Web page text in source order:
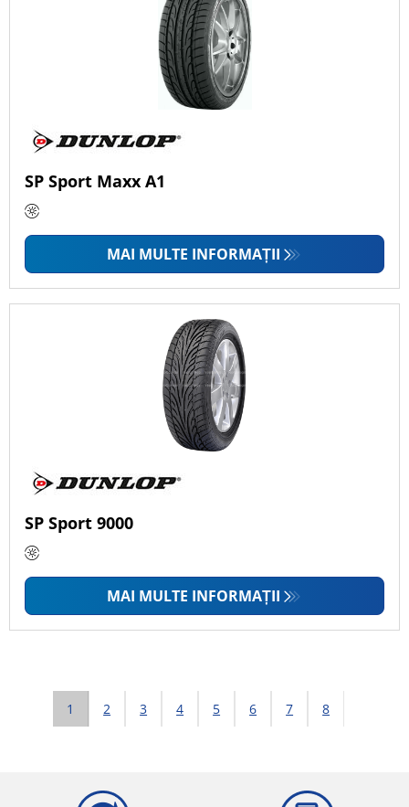
SP Sport Maxx A1
MAI MULTE INFORMAȚII
SP Sport 9000
MAI MULTE INFORMAȚII
1 2 3 4 5 6 7 8